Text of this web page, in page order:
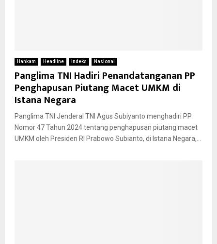
Hankam Headline indeks Nasional
Panglima TNI Hadiri Penandatanganan PP
Penghapusan Piutang Macet UMKM di
Istana Negara
Panglima TNI Jenderal TNI Agus Subiyanto menghadiri PP
Nomor 47 Tahun 2024 tentang penghapusan piutang macet
UMKM oleh Presiden RI Prabowo Subianto, di Istana Negara,...